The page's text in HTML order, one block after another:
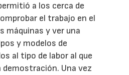
a los cerca de
el trabajo en el
máquinas y ver una
y modelos de
al tipo de labor al que
demostración. Una vez